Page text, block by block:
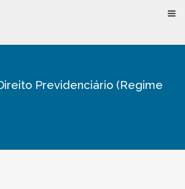
Previdenciário (Regime